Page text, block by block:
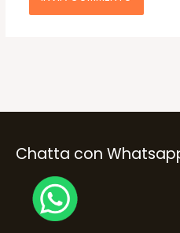
Chatta con